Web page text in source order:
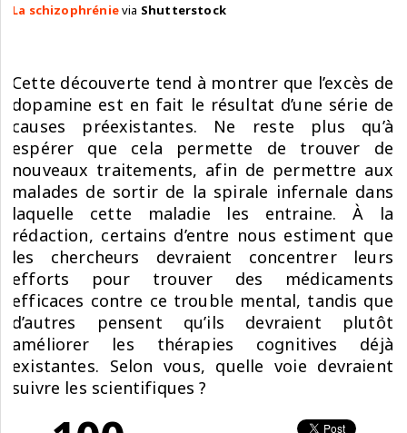
La schizophrénievia Shutterstock
Cette découverte tend à montrer que l’excès de
dopamine est en fait le résultat d’une série de
causes préexistantes. Ne reste plus qu’à
espérer que cela permette de trouver de
nouveaux traitements, afin de permettre aux
malades de sortir de la spirale infernale dans
laquelle cette maladie les entraine. À la
rédaction, certains d’entre nous estiment que
les chercheurs devraient concentrer leurs
efforts pour trouver des médicaments
efficaces contre ce trouble mental, tandis que
d’autres pensent qu’ils devraient plutôt
améliorer les thérapies cognitives déjà
existantes. Selon vous, quelle voie devraient
suivre les scientifiques ?